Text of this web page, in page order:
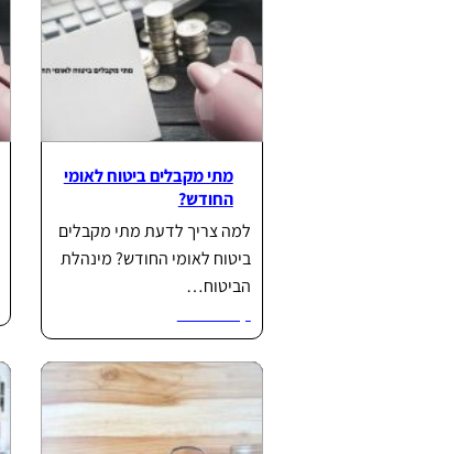
מתי מקבלים ביטוח לאומי
החודש?
למה צריך לדעת מתי מקבלים
ביטוח לאומי החודש? מינהלת
הביטוח…